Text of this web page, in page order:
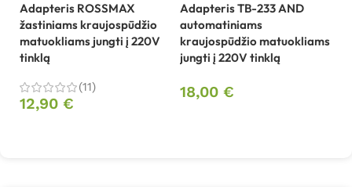
Adapteris ROSSMAX
žastiniams kraujospūdžio
matuokliams jungti į 220V
tinklą
(11)
12,90 €
Adapteris TB-233 AND
automatiniams
kraujospūdžio matuokliams
jungti į 220V tinklą
18,00 €